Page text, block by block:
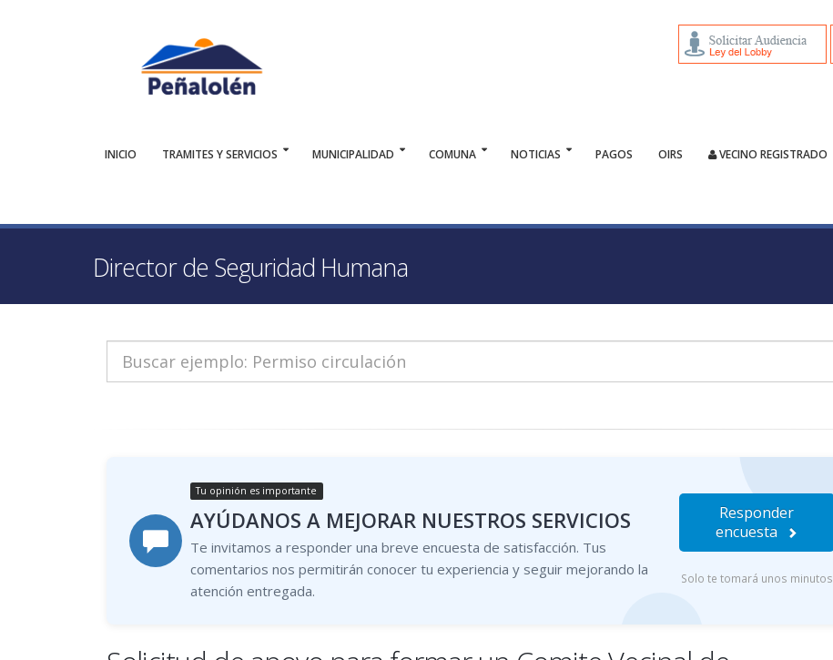
INICIO TRAMITES Y SERVICIOS MUNICIPALIDAD COMUNA NOTICIAS PAGOS OIRS VECINO REGISTRADO
Director de Seguridad Humana
Tu opinión es importante
AYÚDANOS A MEJORAR NUESTROS SERVICIOS
Te invitamos a responder una breve encuesta de satisfacción. Tus
comentarios nos permitirán conocer tu experiencia y seguir mejorando la
atención entregada.
Responder
encuesta
Solo te tomará unos minutos